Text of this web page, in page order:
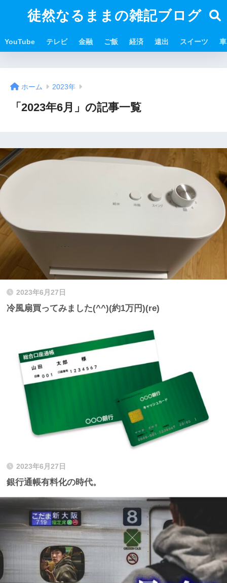
徒然なるままの雑記ブログ
YouTube テレビ 金融 ご飯 経済 遠出 スイーツ 車
ホーム 2023年
「2023年6月」の記事一覧
2023年6月27日
冷風扇買ってみました(^^)(約1万円)(re)
2023年6月27日
銀行通帳有料化の時代。